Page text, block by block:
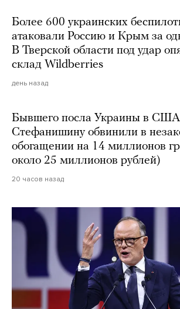
Более 600 украинских
атаковали Россию и Крым за
В Тверской области под удар
склад Wildberries
день назад
Бывшего посла Украины в
Стефанишину обвинили в
обогащении на 14 миллионов
около 25 миллионов рублей)
20 часов назад